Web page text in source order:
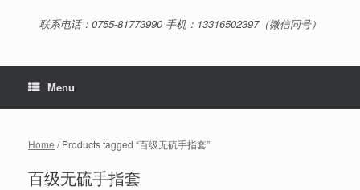
联系电话：0755-81773990 手机：13316502397（微信同号）
Menu
Home / Products tagged “百级无硫手指套”
百级无硫手指套